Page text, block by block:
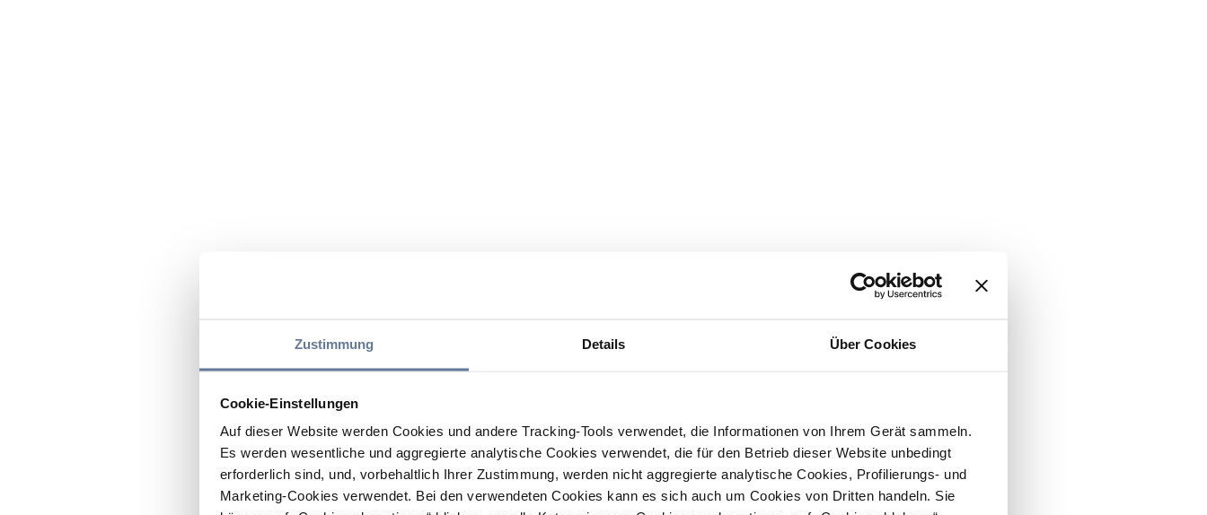
Zustimmung Details Über Cookies
Cookie-Einstellungen
Auf dieser Website werden Cookies und andere Tracking-Tools verwendet, die Informationen von Ihrem Gerät sammeln.
Es werden wesentliche und aggregierte analytische Cookies verwendet, die für den Betrieb dieser Website unbedingt
erforderlich sind, und, vorbehaltlich Ihrer Zustimmung, werden nicht aggregierte analytische Cookies, Profilierungs- und
Marketing-Cookies verwendet. Bei den verwendeten Cookies kann es sich auch um Cookies von Dritten handeln. Sie